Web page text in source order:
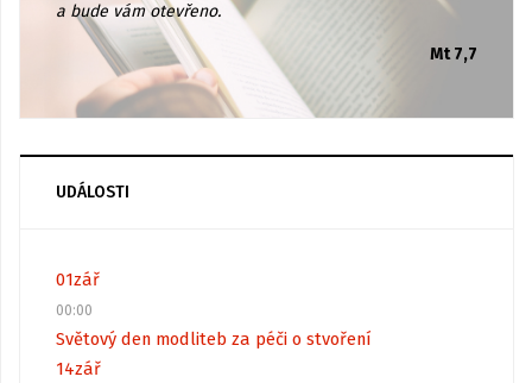
a bude vám otevřeno.
Mt 7,7
UDÁLOSTI
01zář
00:00
Světový den modliteb za péči o stvoření
14zář